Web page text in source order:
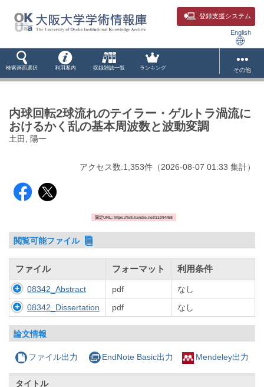
登録支援システム
English
検索画面選択 利用案内 収録雑誌一覧 ランキング その他
内球回転2球流れのテイラー・ゲルトラ渦流に
おけるかく乱の基本周波数と波動変調
土田, 陽一
アクセス数:1,353件 （2026-08-07 01:33 集計）
固定URL: https://hdl.handle.net/11094/58
閲覧可能ファイル
ファイル フォーマット 利用条件
08342_Abstract pdf
なし
08342_Dissertation
pdf なし
論文情報
ファイル出力 EndNote Basic出力 Mendeley出力
タイトル